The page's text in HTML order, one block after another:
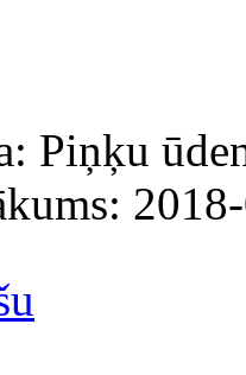
Piņķu